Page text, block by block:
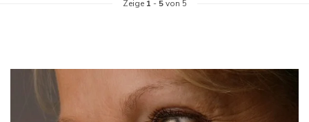
Zeige 1 - 5von 5